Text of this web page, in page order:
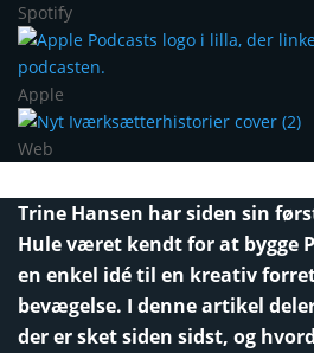
Spotify
Apple
Web
Trine Hansen har siden sin
Hule været kendt for at bygge
en enkel idé til en kreativ
bevægelse. I denne artikel
der er sket siden sidst, og